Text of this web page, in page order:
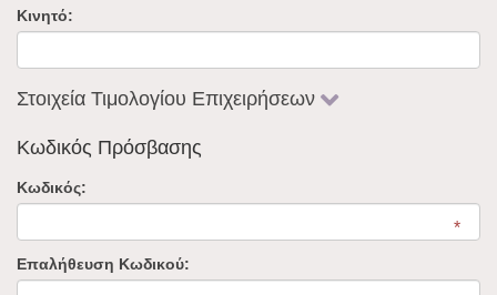
Κινητό:
Στοιχεία Τιμολογίου Επιχειρήσεων
Κωδικός Πρόσβασης
Κωδικός:
Επαλήθευση Κωδικού: